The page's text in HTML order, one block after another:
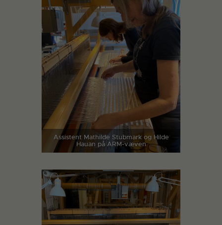
Assistent Mathilde Stubmark og Hilde
Hauan på ARM-væven